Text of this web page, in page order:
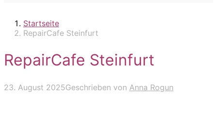
Startseite
RepairCafe Steinfurt
RepairCafe Steinfurt
23. August 2025Geschrieben von Anna Rogun